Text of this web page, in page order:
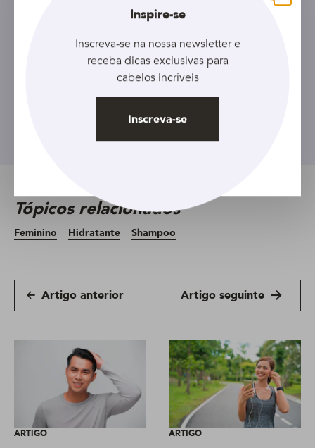
Cadastre seu e-mail e receba as
últimas novidades, além de
descontos exclusivos!
Inscreva-se
Tópicos relacionados
Feminino Hidratante Shampoo
Artigo anterior Artigo seguinte
ARTIGO ARTIGO
Fechar
Inspire-se
Inscreva-se na nossa newsletter e
receba dicas exclusivas para
cabelos incríveis
Inscreva-se